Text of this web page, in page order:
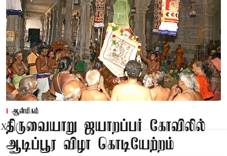
ஆன்மிகம்
திருவையாறு ஜயாறப்பர் கோவிலில்
ஆடிப்பூர விழா கொடியேற்றம்
X